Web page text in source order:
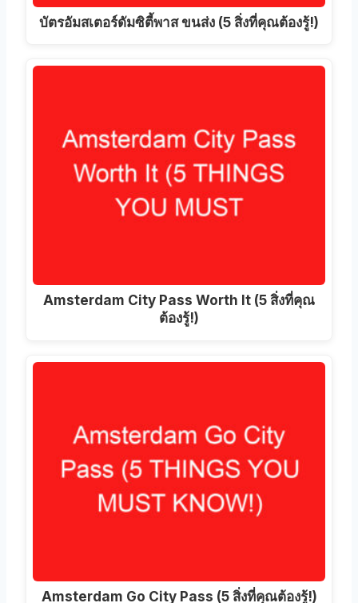
บัตรอัมสเตอร์ดัมซิตี้พาส ขนส่ง (5 สิ่งที่คุณต้องรู้!)
Amsterdam City Pass Worth It (5 สิ่งที่คุณ
ต้องรู้!)
Amsterdam Go City Pass (5 สิ่งที่คุณต้องรู้!)